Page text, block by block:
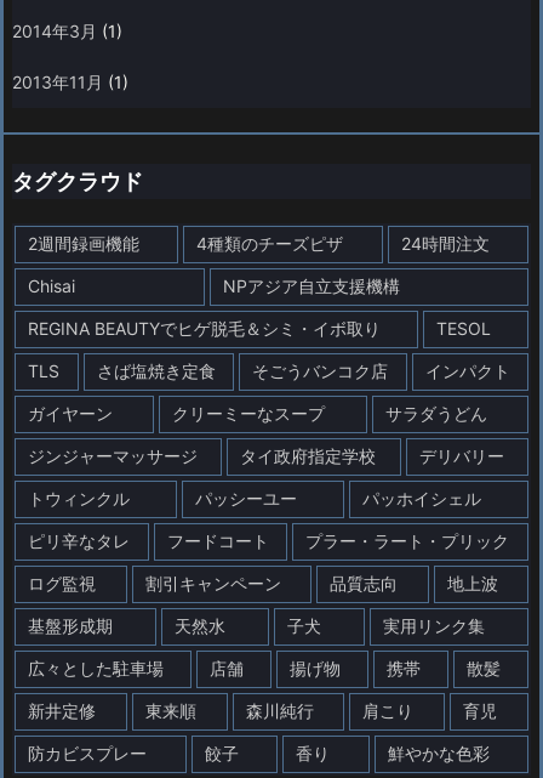
2014年3月 (1)
2013年11月 (1)
タグクラウド
2週間録画機能 4種類のチーズピザ 24時間注文
Chisai NPアジア自立支援機構
REGINA BEAUTYでヒゲ脱毛＆シミ・イボ取り TESOL
TLS さば塩焼き定食 そごうバンコク店 インパクト
ガイヤーン クリーミーなスープ サラダうどん
ジンジャーマッサージ タイ政府指定学校 デリバリー
トウィンクル パッシーユー パッホイシェル
ピリ辛なタレ フードコート プラー・ラート・プリック
ログ監視 割引キャンペーン 品質志向 地上波
基盤形成期 天然水 子犬 実用リンク集
広々とした駐車場 店舗 揚げ物 携帯 散髪
新井定修 東来順 森川純行 肩こり 育児
防カビスプレー 餃子 香り 鮮やかな色彩